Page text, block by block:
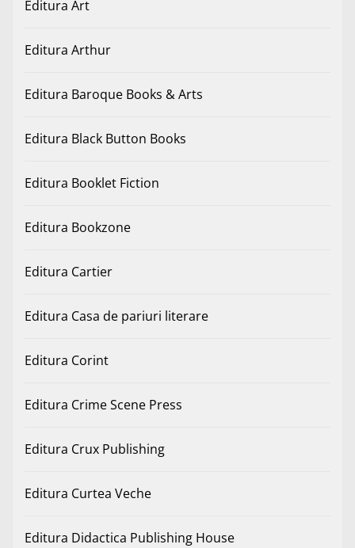
Editura Art
Editura Arthur
Editura Baroque Books & Arts
Editura Black Button Books
Editura Booklet Fiction
Editura Bookzone
Editura Cartier
Editura Casa de pariuri literare
Editura Corint
Editura Crime Scene Press
Editura Crux Publishing
Editura Curtea Veche
Editura Didactica Publishing House